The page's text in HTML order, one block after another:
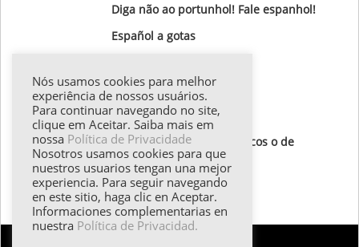
Diga não ao portunhol! Fale espanhol!
Español a gotas‏
Gotas Gramaticales
Lugares para visitar
Textos de autores hispánicos o de
destaque
Todos los textos
Nós usamos cookies para melhor
experiência de nossos usuários.
Para continuar navegando no site,
clique em Aceitar. Saiba mais em
nossa Política de Privacidade
Nosotros usamos cookies para que
nuestros usuarios tengan una mejor
experiencia. Para seguir navegando
en este sitio, haga clic en Aceptar.
Informaciones complementarias en
nuestra Política de Privacidad.